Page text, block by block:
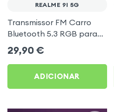
REALME 9I 5G
Transmissor FM Carro
Bluetooth 5.3 RGB para
Realme 9i 5G
29,90 €
ADICIONAR